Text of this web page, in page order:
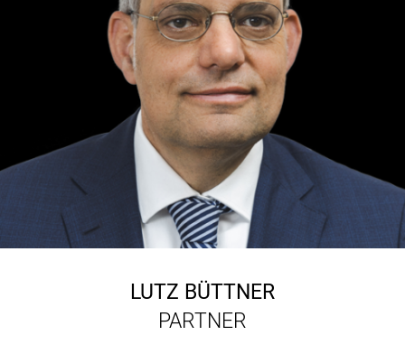
LUTZ BÜTTNER
PARTNER